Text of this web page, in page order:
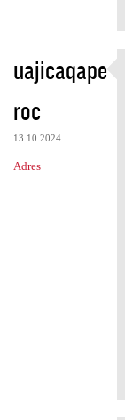
uajicaqape
roc
13.10.2024
Adres